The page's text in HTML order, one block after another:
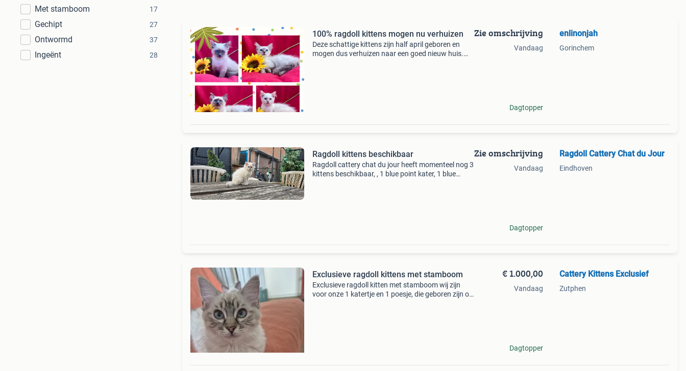
Met stamboom
17
Gechipt 27
Ontwormd 37
Ingeënt 28
100% ragdoll kittens mogen nu verhuizen
Deze schattige kittens zijn half april geboren en
mogen dus verhuizen naar een goed nieuw huis.
Zie omschrijving
Vandaag
Dagtopper
enlinonjah
Gorinchem
Ragdoll kittens beschikbaar
Ragdoll cattery chat du jour heeft momenteel nog 3
kittens beschikbaar, , 1 blue point kater, 1 blue
Zie omschrijving
Vandaag
Dagtopper
Ragdoll Cattery Chat du Jour
Eindhoven
Exclusieve ragdoll kittens met stamboom
Exclusieve ragdoll kitten met stamboom wij zijn
voor onze 1 katertje en 1 poesje, die geboren zijn op
€ 1.000,00
Vandaag
Dagtopper
Cattery Kittens Exclusief
Zutphen